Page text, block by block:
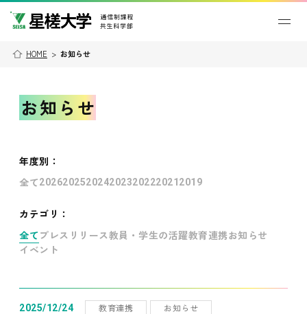
HOME > お知らせ
お知らせ
年度別 ：
全て202620252024202320222021 2019
カテゴリ：
全て プレスリリース教員・学生の活躍教育連携お知らせ
イベント
2025/12/24 教育連携 お知らせ